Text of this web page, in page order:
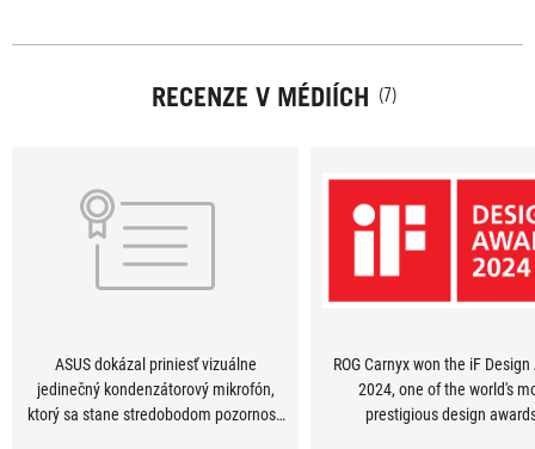
RECENZE V MÉDIÍCH (7)
ASUS dokázal priniesť vizuálne
jedinečný kondenzátorový mikrofón,
ktorý sa stane stredobodom pozornosti
ROG Carnyx won the iF Design
2024, one of the world's
prestigious design